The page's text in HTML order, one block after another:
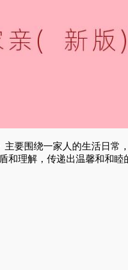
主要围绕一家人的生活日常
和理解，传递出温馨和和睦